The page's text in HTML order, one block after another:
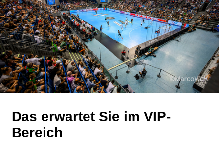
Das erwartet Sie im VIP-
Bereich